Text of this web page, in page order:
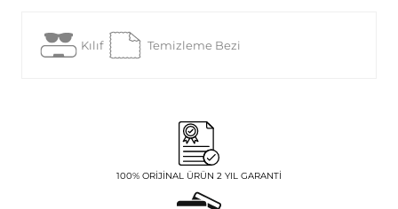
Kılıf Temizleme Bezi
100% ORIJINAL ÜRÜN 2 YIL GARANTI